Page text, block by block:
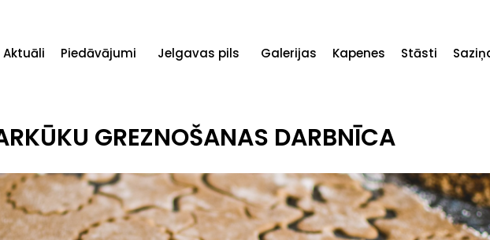
Aktuāli Piedāvājumi Jelgavas pils Galerijas Kapenes Stāsti
GREZNOŠANAS DARBNĪCA